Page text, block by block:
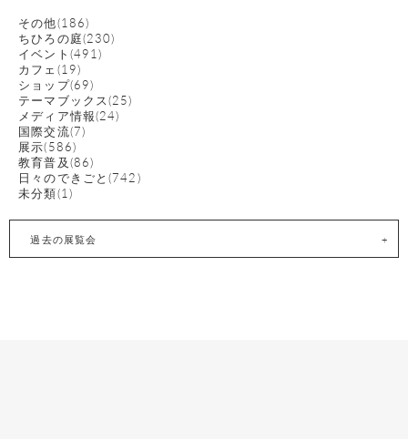
その他(186)
ちひろの庭(230)
イベント(491)
カフェ(19)
ショップ(69)
テーマブックス(25)
メディア情報(24)
国際交流(7)
展示(586)
教育普及(86)
日々のできごと(742)
未分類(1)
過去の展覧会